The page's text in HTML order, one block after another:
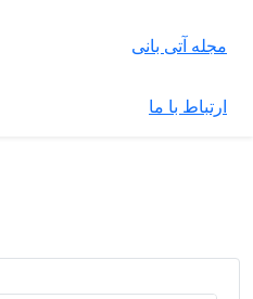
مجله آتی بانی
ارتباط با ما